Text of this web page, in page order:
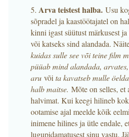
5. Arva teistest halba. Usu
sõpradel ja kaastöötajatel on
kinni igast süütust märkusest
või katseks sind alandada.
kuidas sulle see või teine film
püüab mind alandada,
aru või ta kavatseb mulle
halb maitse. Mõte on selles, et
halvimat. Kui keegi hilineb
ootamise ajal meelde kõik
inimene hilines ja ütle endale,
lugupidamatusest sinu vastu.